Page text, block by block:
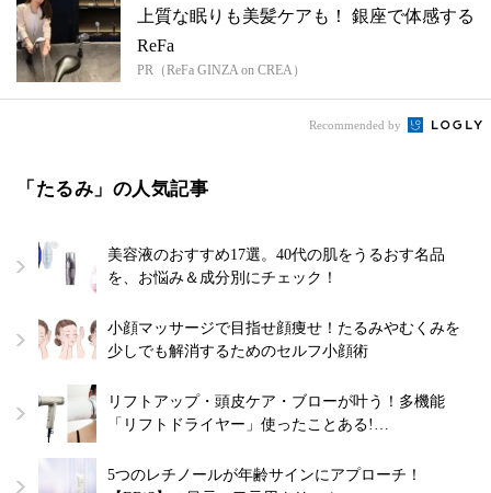
上質な眠りも美髪ケアも！ 銀座で体感する
ReFa
PR（ReFa GINZA on CREA）
Recommended by
「たるみ」の人気記事
美容液のおすすめ17選。40代の肌をうるおす名品
を、お悩み＆成分別にチェック！
小顔マッサージで目指せ顔痩せ！たるみやむくみを
少しでも解消するためのセルフ小顔術
リフトアップ・頭皮ケア・ブローが叶う！多機能
「リフトドライヤー」使ったことある!…
5つのレチノールが年齢サインにアプローチ！